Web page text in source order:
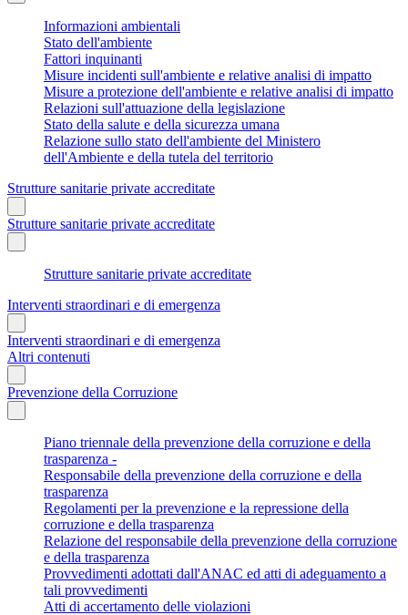
Informazioni ambientali
Stato dell'ambiente
Fattori inquinanti
Misure incidenti sull'ambiente e relative analisi di impatto
Misure a protezione dell'ambiente e relative analisi di impatto
Relazioni sull'attuazione della legislazione
Stato della salute e della sicurezza umana
Relazione sullo stato dell'ambiente del Ministero
dell'Ambiente e della tutela del territorio
Strutture sanitarie private accreditate
Strutture sanitarie private accreditate
Strutture sanitarie private accreditate
Interventi straordinari e di emergenza
Interventi straordinari e di emergenza
Altri contenuti
Prevenzione della Corruzione
Piano triennale della prevenzione della corruzione e della
trasparenza -
Responsabile della prevenzione della corruzione e della
trasparenza
Regolamenti per la prevenzione e la repressione della
corruzione e della trasparenza
Relazione del responsabile della prevenzione della corruzione
e della trasparenza
Provvedimenti adottati dall'ANAC ed atti di adeguamento a
tali provvedimenti
Atti di accertamento delle violazioni